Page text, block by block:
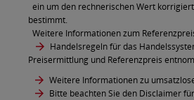
ein um den rechnerischen Wert
bestimmt.
Weitere Informationen zum
Handelsregeln für das
Preisermittlung und Referenzpreis
Weitere Informationen zu
Bitte beachten Sie den Disclaimer